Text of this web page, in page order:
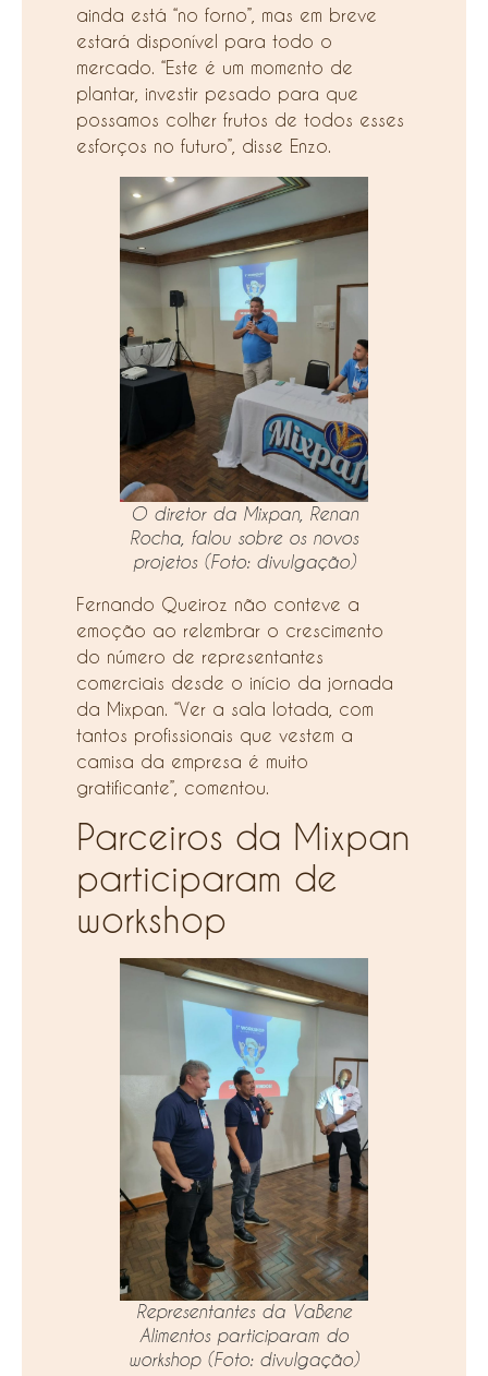
ainda está “no forno”, mas em breve
estará disponível para todo o
mercado. “Este é um momento de
plantar, investir pesado para que
possamos colher frutos de todos esses
esforços no futuro”, disse Enzo.
O diretor da Mixpan, Renan
Rocha, falou sobre os novos
projetos (Foto: divulgação)
Fernando Queiroz não conteve a
emoção ao relembrar o crescimento
do número de representantes
comerciais desde o início da jornada
da Mixpan. “Ver a sala lotada, com
tantos profissionais que vestem a
camisa da empresa é muito
gratificante”, comentou.
Parceiros da Mixpan
participaram de
workshop
Representantes da VaBene
Alimentos participaram do
workshop (Foto: divulgação)